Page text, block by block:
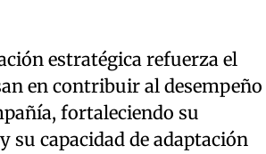
estratégica refuerza el
en contribuir al desempeño
fortaleciendo su
su capacidad de adaptación